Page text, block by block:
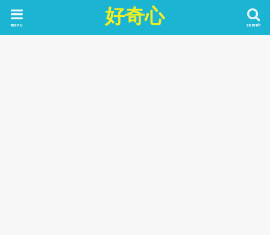
好奇心 search
menu